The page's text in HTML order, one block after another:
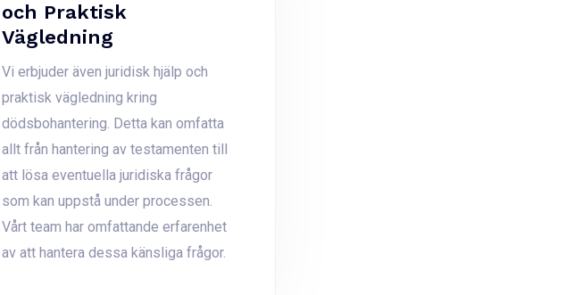
och Praktisk
Vägledning
Vi erbjuder även juridisk hjälp och
praktisk vägledning kring
dödsbohantering. Detta kan omfatta
allt från hantering av testamenten till
att lösa eventuella juridiska frågor
som kan uppstå under processen.
Vårt team har omfattande erfarenhet
av att hantera dessa känsliga frågor.